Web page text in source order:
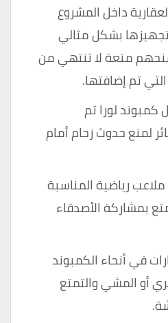
داخل المشروع
بشكل مثالي
متعة لا تنتهي من
التي تم إضافتها.
كمبوند لورا تم
لمنع حدوث زحام أمام
رياضية المناسبة
بمشاركة الأصدقاء
في أنحاء الكمبوند
أو المشي والتمتع